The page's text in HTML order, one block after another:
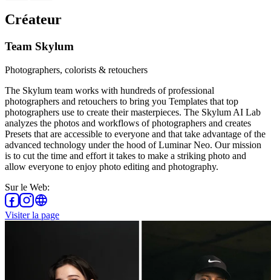
Créateur
Team Skylum
Photographers, colorists & retouchers
The Skylum team works with hundreds of professional
photographers and retouchers to bring you Templates that top
photographers use to create their masterpieces. The Skylum AI Lab
analyzes the photos and workflows of photographers and creates
Presets that are accessible to everyone and that take advantage of the
advanced technology under the hood of Luminar Neo. Our mission
is to cut the time and effort it takes to make a striking photo and
allow everyone to enjoy photo editing and photography.
Sur le Web:
Visiter la page